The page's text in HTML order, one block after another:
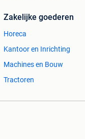
Zakelijke goederen
Horeca
Kantoor en Inrichting
Machines en Bouw
Tractoren